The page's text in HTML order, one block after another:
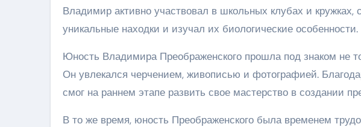
Владимир активно участвовал в школьных клубах и кружках,
уникальные находки и изучал их биологические особенности.
Юность Владимира Преображенского прошла под знаком не
Он увлекался черчением, живописью и фотографией.
смог на раннем этапе развить свое мастерство в создании
В то же время, юность Преображенского была временем